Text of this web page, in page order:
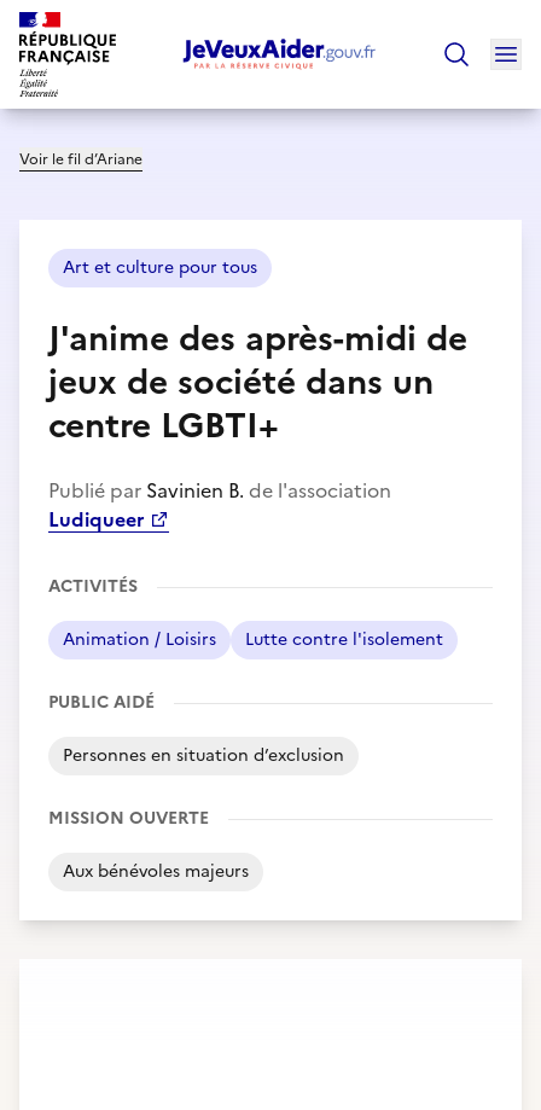
Voir le fil d’Ariane
Art et culture pour tous
J'anime des après-midi de
jeux de société dans un
centre LGBTI+
Publié par Savinien B. de l'association
Ludiqueer
ACTIVITÉS
Animation / Loisirs Lutte contre l'isolement
PUBLIC AIDÉ
Personnes en situation d’exclusion
MISSION OUVERTE
Aux bénévoles majeurs